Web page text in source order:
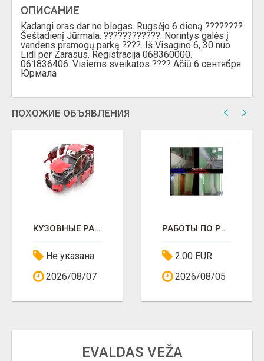
ОПИСАНИЕ
Kadangi oras dar ne blogas. Rugsėjo 6 dieną ????????
Šeštadienį Jūrmala. ????????????. Norintys galės į
vandens pramogų parką ????. Iš Visagino 6, 30 nuo
Lidl per Zarasus. Registracija 068360000.
061836406. Visiems sveikatos ???? Ačiū 6 сентября
Юрмала
ПОХОЖИЕ ОБЪЯВЛЕНИЯ
КУЗОВНЫЕ РАБОТЫ
Не указана
2026/08/07
РАБОТЫ ПО РЕМОНТУ
2.00 EUR
2026/08/05
EVALDAS VEŽA